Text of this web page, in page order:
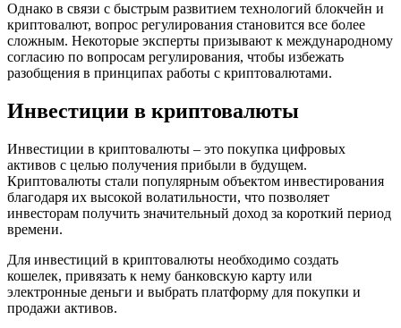
Однако в связи с быстрым развитием технологий блокчейн и
криптовалют, вопрос регулирования становится все более
сложным. Некоторые эксперты призывают к международному
согласию по вопросам регулирования, чтобы избежать
разобщения в принципах работы с криптовалютами.
Инвестиции в криптовалюты
Инвестиции в криптовалюты – это покупка цифровых
активов с целью получения прибыли в будущем.
Криптовалюты стали популярным объектом инвестирования
благодаря их высокой волатильности, что позволяет
инвесторам получить значительный доход за короткий период
времени.
Для инвестиций в криптовалюты необходимо создать
кошелек, привязать к нему банковскую карту или
электронные деньги и выбрать платформу для покупки и
продажи активов.